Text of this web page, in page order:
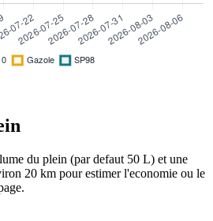
du plein (par defaut 50 L) et une
20 km pour estimer l'economie ou le